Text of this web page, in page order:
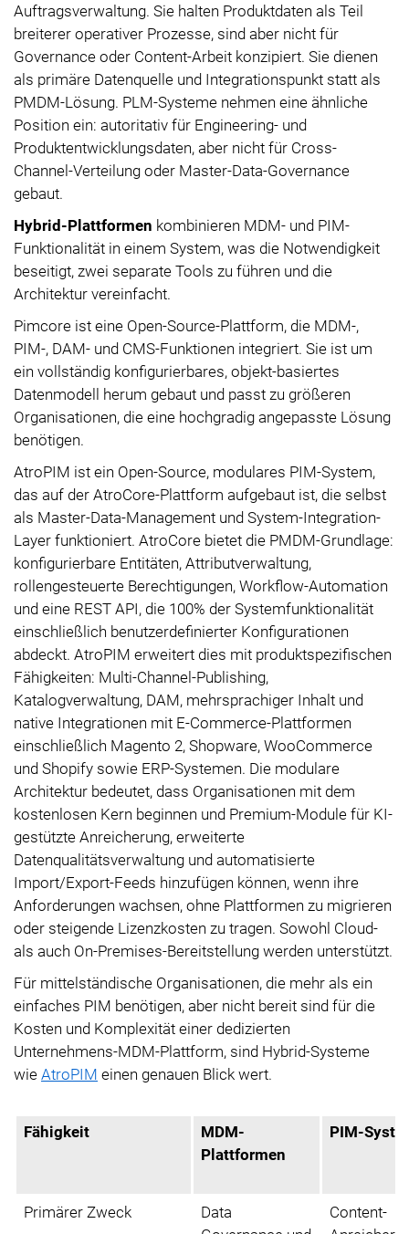
Auftragsverwaltung. Sie halten Produktdaten als Teil
breiterer operativer Prozesse, sind aber nicht für
Governance oder Content-Arbeit konzipiert. Sie dienen
als primäre Datenquelle und Integrationspunkt statt als
PMDM-Lösung. PLM-Systeme nehmen eine ähnliche
Position ein: autoritativ für Engineering- und
Produktentwicklungsdaten, aber nicht für Cross-
Channel-Verteilung oder Master-Data-Governance
gebaut.
Hybrid-Plattformen kombinieren MDM- und PIM-
Funktionalität in einem System, was die Notwendigkeit
beseitigt, zwei separate Tools zu führen und die
Architektur vereinfacht.
Pimcore ist eine Open-Source-Plattform, die MDM-,
PIM-, DAM- und CMS-Funktionen integriert. Sie ist um
ein vollständig konfigurierbares, objekt-basiertes
Datenmodell herum gebaut und passt zu größeren
Organisationen, die eine hochgradig angepasste Lösung
benötigen.
AtroPIM ist ein Open-Source, modulares PIM-System,
das auf der AtroCore-Plattform aufgebaut ist, die selbst
als Master-Data-Management und System-Integration-
Layer funktioniert. AtroCore bietet die PMDM-Grundlage:
konfigurierbare Entitäten, Attributverwaltung,
rollengesteuerte Berechtigungen, Workflow-Automation
und eine REST API, die 100% der Systemfunktionalität
einschließlich benutzerdefinierter Konfigurationen
abdeckt. AtroPIM erweitert dies mit produktspezifischen
Fähigkeiten: Multi-Channel-Publishing,
Katalogverwaltung, DAM, mehrsprachiger Inhalt und
native Integrationen mit E-Commerce-Plattformen
einschließlich Magento 2, Shopware, WooCommerce
und Shopify sowie ERP-Systemen. Die modulare
Architektur bedeutet, dass Organisationen mit dem
kostenlosen Kern beginnen und Premium-Module für KI-
gestützte Anreicherung, erweiterte
Datenqualitätsverwaltung und automatisierte
Import/Export-Feeds hinzufügen können, wenn ihre
Anforderungen wachsen, ohne Plattformen zu migrieren
oder steigende Lizenzkosten zu tragen. Sowohl Cloud-
als auch On-Premises-Bereitstellung werden unterstützt.
Für mittelständische Organisationen, die mehr als ein
einfaches PIM benötigen, aber nicht bereit sind für die
Kosten und Komplexität einer dedizierten
Unternehmens-MDM-Plattform, sind Hybrid-Systeme
wie AtroPIM einen genauen Blick wert.
Fähigkeit
MDM-
Plattformen
PIM-
Primärer Zweck
Data
Content-